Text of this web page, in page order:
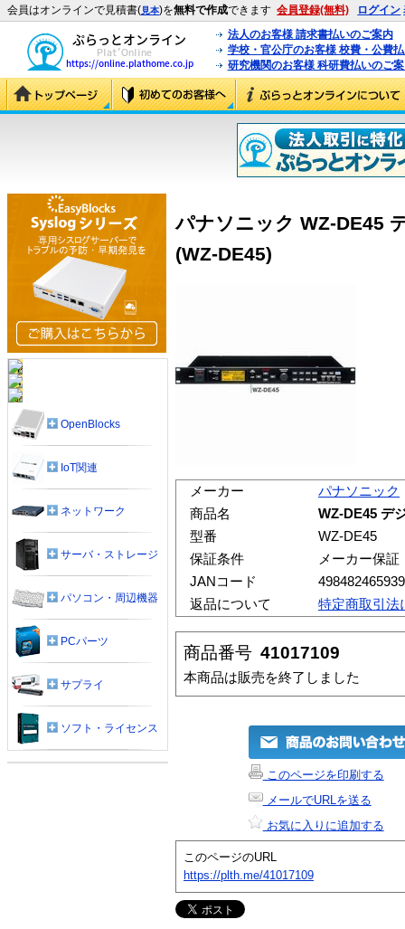
会員はオンラインで見積書(見本)を無料で作成できます 会員登録(無料) ログイン
法人のお客様 請求書払いのご案内
学校・官公庁のお客様 校費・公費
研究機関のお客様 科研費払いのご
パナソニック WZ-DE45
(WZ-DE45)
メーカー
パナソニック
商品名
WZ-DE45 デ
型番
WZ-DE45
保証条件
メーカー保証
JANコード
返品について
特定商取引法
商品番号 41017109
本商品は販売を終了しました
このページを印刷する
メールでURLを送る
お気に入りに追加する
このページのURL
https://plth.me/41017109
OpenBlocks
IoT関連
ネットワーク
サーバ・ストレージ
パソコン・周辺機器
PCパーツ
サプライ
ソフト・ライセンス